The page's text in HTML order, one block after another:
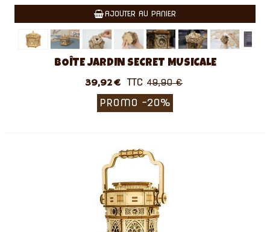
AJOUTER AU PANIER
BOÎTE JARDIN SECRET MUSICALE
39,92 € TTC 49,90 €
PROMO -20%